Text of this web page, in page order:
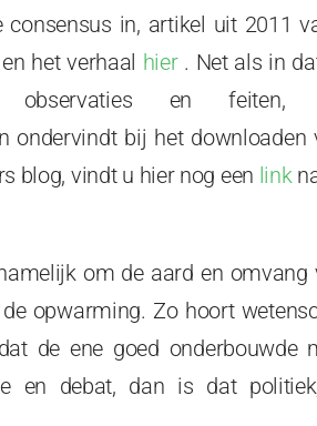
in, artikel uit 2011
het verhaal hier. Net als in
observaties en feiten,
ondervindt bij het downloaden
blog, vindt u hier nog een link
om de aard en omvang
opwarming. Zo hoort
de ene goed onderbouwde
en debat, dan is dat